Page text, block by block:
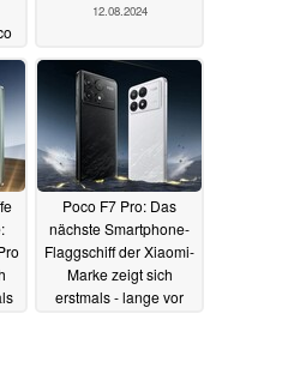
12.08.2024
Poco F7 Pro: Das
nächste Smartphone-
Flaggschiff der Xiaomi-
Marke zeigt sich
erstmals - lange vor